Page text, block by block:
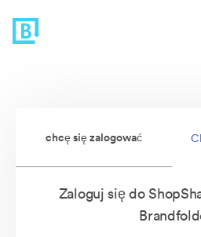
chcę się zalogować
Zaloguj się do